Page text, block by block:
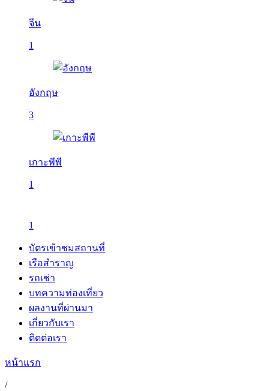
จีน
1
อังกฤษ
3
เกาะพีพี
1
1
บัตรเข้าชมสถานที่
เรือสำราญ
รถเช่า
บทความท่องเที่ยว
ผลงานที่ผ่านมา
เกี่ยวกับเรา
ติดต่อเรา
หน้าแรก
/